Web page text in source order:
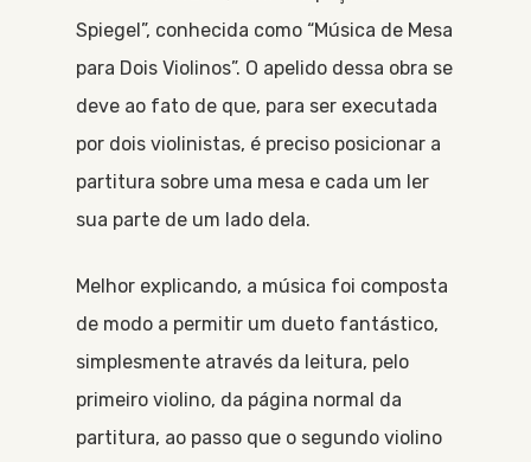
Spiegel”, conhecida como “Música de Mesa
para Dois Violinos”. O apelido dessa obra se
deve ao fato de que, para ser executada
por dois violinistas, é preciso posicionar a
partitura sobre uma mesa e cada um ler
sua parte de um lado dela.
Melhor explicando, a música foi composta
de modo a permitir um dueto fantástico,
simplesmente através da leitura, pelo
primeiro violino, da página normal da
partitura, ao passo que o segundo violino